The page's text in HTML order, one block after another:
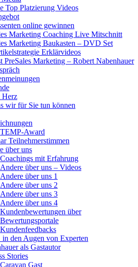
Top Platzierung Videos
online gewinnen
Marketing Coaching Live Mitschnitt
Marketing Baukasten – DVD Set
Erklärvideos
PreSales Marketing – Robert Nabenhauer
Herz
wir für Sie tun können
TEMP-Award
Teilnehmerstimmen
über uns
Coachings mit Erfahrung
Andere über uns – Videos
Andere über uns 1
Andere über uns 2
Andere über uns 3
Andere über uns 4
Kundenbewertungen über
Bewertungsportale
Kundenfeedbacks
den Augen von Experten
als Gastautor
Stories
Caravan Gast